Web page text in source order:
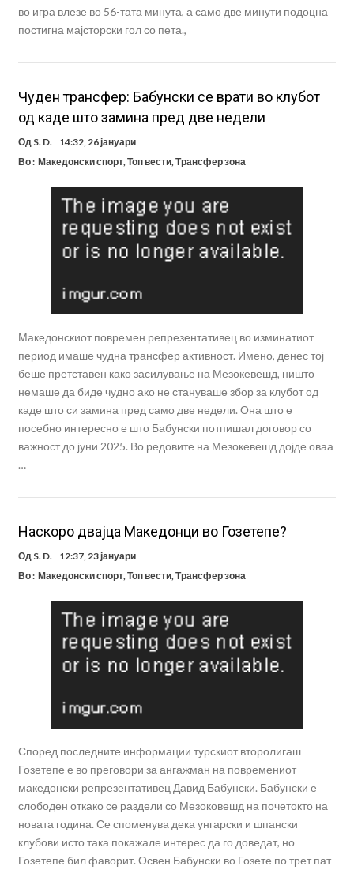
во игра влезе во 56-тата минута, а само две минути подоцна
постигна мајсторски гол со пета.,
Чуден трансфер: Бабунски се врати во клубот
од каде што замина пред две недели
Од S. D.
14:32, 26 јануари
Во : Македонски спорт, Топ вести, Трансфер зона
Македонскиот повремен репрезентативец во изминатиот
период имаше чудна трансфер активност. Имено, денес тој
беше претставен како засилување на Мезокевешд, ништо
немаше да биде чудно ако не стануваше збор за клубот од
каде што си замина пред само две недели. Она што е
посебно интересно е што Бабунски потпишал договор со
важност до јуни 2025. Во редовите на Мезокевешд дојде оваа
…
Наскоро двајца Македонци во Гозетепе?
Од S. D.
12:37, 23 јануари
Во : Македонски спорт, Топ вести, Трансфер зона
Според последните информации турскиот второлигаш
Гозетепе е во преговори за ангажман на повремениот
македонски репрезентативец Давид Бабунски. Бабунски е
слободен откако се раздели со Мезоковешд на почетокто на
новата година. Се споменува дека унгарски и шпански
клубови исто така покажале интерес да го доведат, но
Гозетепе бил фаворит. Освен Бабунски во Гозете по трет пат